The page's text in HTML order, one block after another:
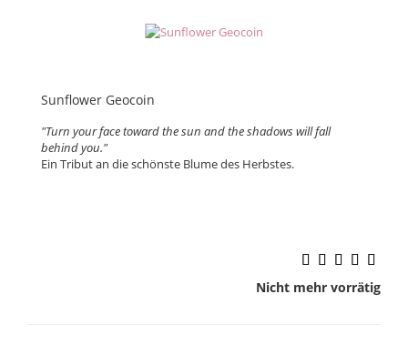
Sunflower Geocoin
"Turn your face toward the sun and the shadows will fall
behind you."
Ein Tribut an die schönste Blume des Herbstes.
Nicht mehr vorrätig